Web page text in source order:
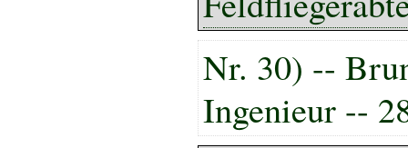
Nr. 30) --
Ingenieur --